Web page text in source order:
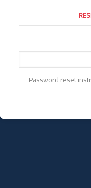
Password reset